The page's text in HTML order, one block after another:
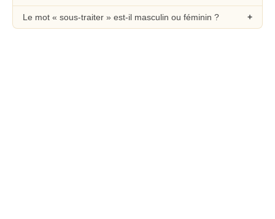
Le mot « sous-traiter » est-il masculin ou féminin ?